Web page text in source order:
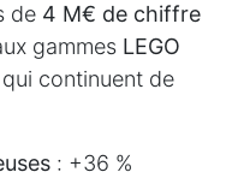
de 4 M€ de chiffre
gammes LEGO
qui continuent de
: +36 %